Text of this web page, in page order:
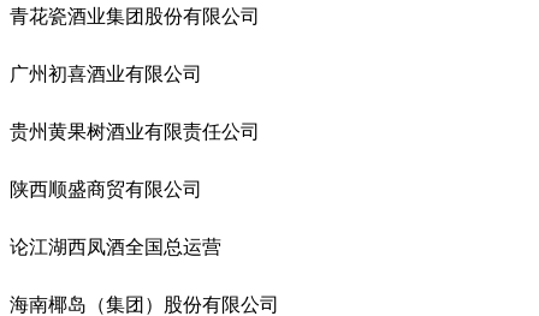
青花瓷酒业集团股份有限公司
广州初喜酒业有限公司
贵州黄果树酒业有限责任公司
陕西顺盛商贸有限公司
论江湖西凤酒全国总运营
海南椰岛（集团）股份有限公司